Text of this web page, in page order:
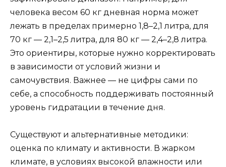
человека весом 60 кг дневная норма может
лежать в пределах примерно 1,8–2,1 литра, для
70 кг — 2,1–2,5 литра, для 80 кг — 2,4–2,8 литра.
Это ориентиры, которые нужно корректировать
в зависимости от условий жизни и
самочувствия. Важнее — не цифры сами по
себе, а способность поддерживать постоянный
уровень гидратации в течение дня.
Существуют и альтернативные методики:
оценка по климату и активности. В жарком
климате, в условиях высокой влажности или